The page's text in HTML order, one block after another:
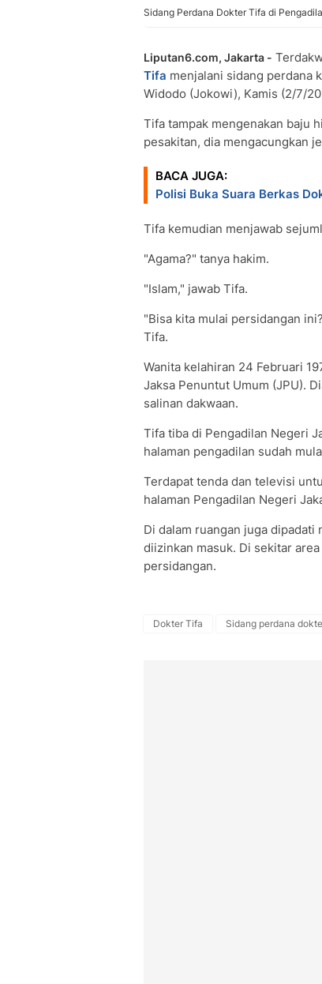
Sidang Perdana Dokter Tifa di
Liputan6.com, Jakarta -
Tifa menjalani sidang perdana
Widodo (Jokowi), Kamis (2/7/
Tifa tampak mengenakan baju
pesakitan, dia mengacungkan
BACA JUGA:
Polisi Buka Suara Berkas
Tifa kemudian menjawab
"Agama?" tanya hakim.
"Islam," jawab Tifa.
"Bisa kita mulai persidangan
Tifa.
Wanita kelahiran 24 Februari
Jaksa Penuntut Umum (JPU).
salinan dakwaan.
Tifa tiba di Pengadilan Negeri
halaman pengadilan sudah
Terdapat tenda dan televisi
halaman Pengadilan Negeri
Di dalam ruangan juga dipadati
diizinkan masuk. Di sekitar
persidangan.
Dokter Tifa Sidang perdana